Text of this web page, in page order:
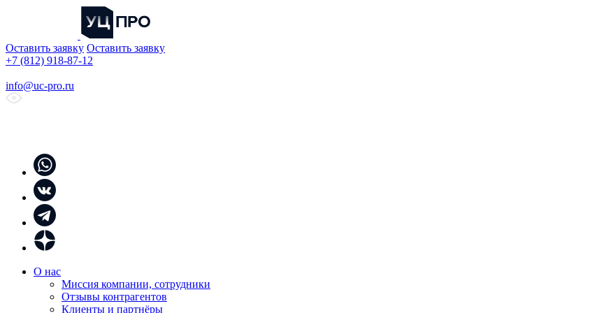
Оставить заявку Оставить заявку
+7 (812) 918-87-12
info@uc-pro.ru
О нас
Миссия компании, сотрудники
Отзывы контрагентов
Клиенты и партнёры